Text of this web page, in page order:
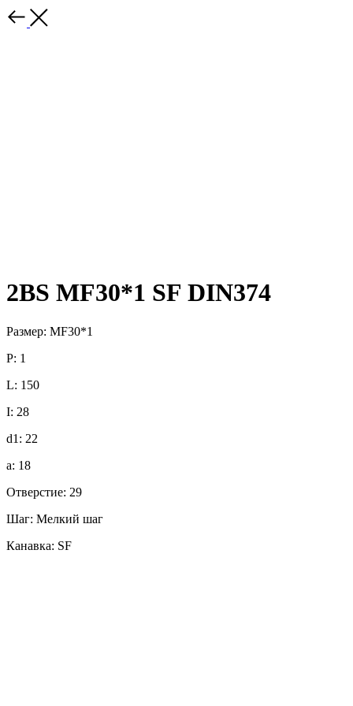
2BS MF30*1 SF DIN374
Размер: MF30*1
P: 1
L: 150
I: 28
d1: 22
a: 18
Отверстие: 29
Шаг: Мелкий шаг
Канавка: SF